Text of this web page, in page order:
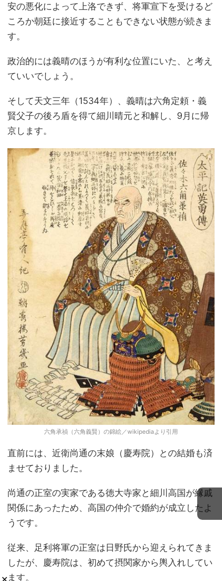
安の悪化によって上洛できず、将軍宣下を受けるど
ころか朝廷に接近することもできない状態が続きま
す。
政治的には義晴のほうが有利な位置にいた、と考え
ていいでしょう。
そして天文三年（1534年）、義晴は六角定頼・義
賢父子の後ろ盾を得て細川晴元と和解し、9月に帰
京します。
六角承禎（六角義賢）の錦絵／wikipediaより引用
直前には、近衛尚通の末娘（慶寿院）との結婚も済
ませておりました。
尚通の正室の実家である徳大寺家と細川高国が縁戚
関係にあったため、高国の仲介で婚約が成立したよ
うです。
従来、足利将軍の正室は日野氏から迎えられてきま
したが、慶寿院は、初めて摂関家から輿入れしてい
ます。